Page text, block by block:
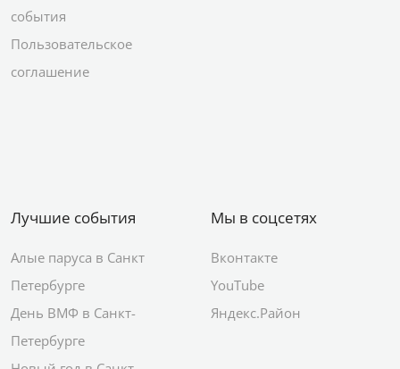
события
Пользовательское
соглашение
Лучшие события
Алые паруса в Санкт
Петербурге
День ВМФ в Санкт-
Петербурге
Мы в соцсетях
Вконтакте
YouTube
Яндекс.Район